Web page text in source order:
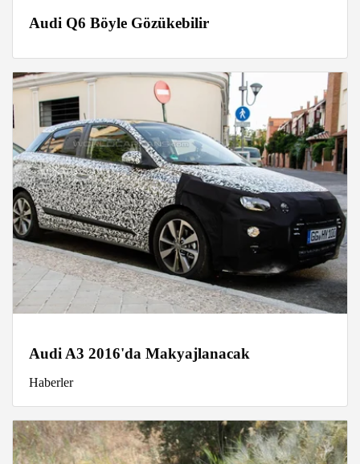
Audi Q6 Böyle Gözükebilir
Audi A3 2016'da Makyajlanacak
Haberler